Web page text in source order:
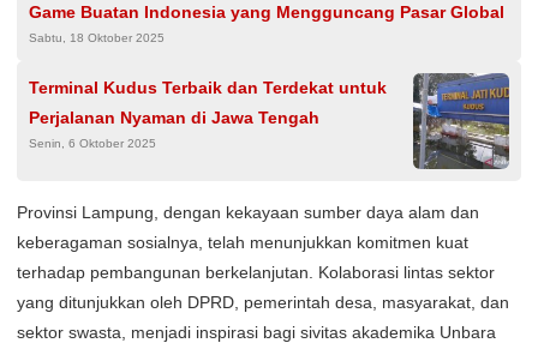
Game Buatan Indonesia yang Mengguncang Pasar Global
Sabtu, 18 Oktober 2025
Terminal Kudus Terbaik dan Terdekat untuk
Perjalanan Nyaman di Jawa Tengah
Senin, 6 Oktober 2025
Provinsi Lampung, dengan kekayaan sumber daya alam dan
keberagaman sosialnya, telah menunjukkan komitmen kuat
terhadap pembangunan berkelanjutan. Kolaborasi lintas sektor
yang ditunjukkan oleh DPRD, pemerintah desa, masyarakat, dan
sektor swasta, menjadi inspirasi bagi sivitas akademika Unbara